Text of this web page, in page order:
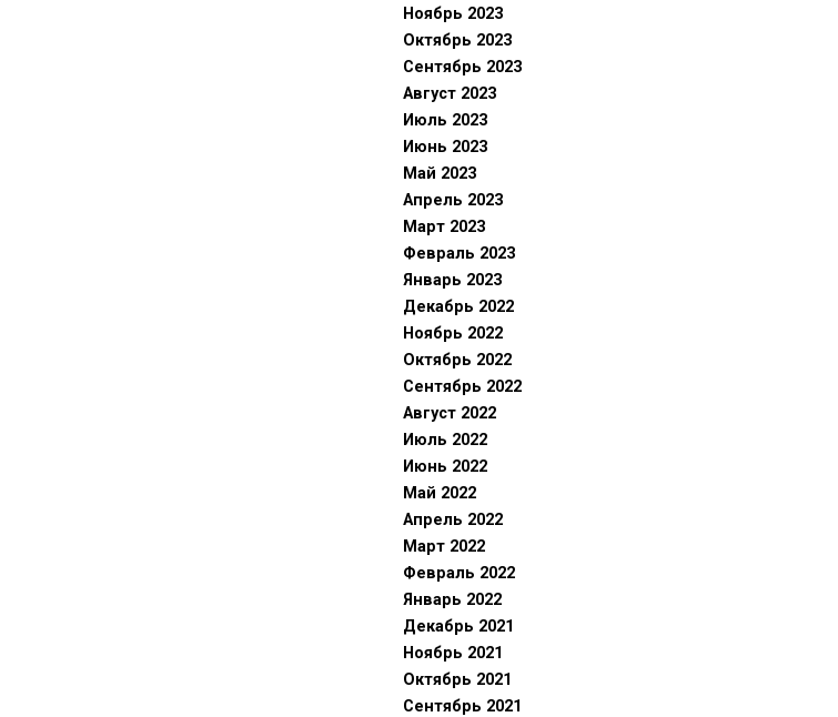
Ноябрь 2023
Октябрь 2023
Сентябрь 2023
Август 2023
Июль 2023
Июнь 2023
Май 2023
Апрель 2023
Март 2023
Февраль 2023
Январь 2023
Декабрь 2022
Ноябрь 2022
Октябрь 2022
Сентябрь 2022
Август 2022
Июль 2022
Июнь 2022
Май 2022
Апрель 2022
Март 2022
Февраль 2022
Январь 2022
Декабрь 2021
Ноябрь 2021
Октябрь 2021
Сентябрь 2021